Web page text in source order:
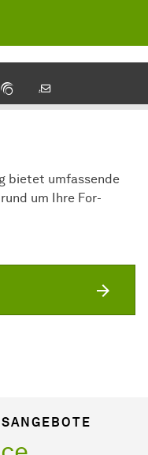
bietet umfassende
um Ihre For­